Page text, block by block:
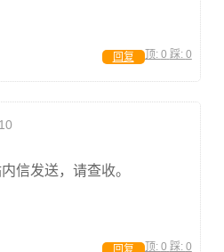
顶: 0 踩: 0
回复
信发送，请查收。
顶: 0 踩: 0
回复